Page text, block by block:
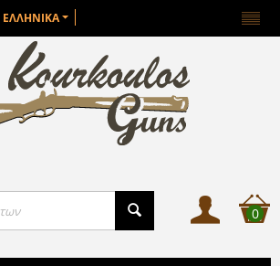
ΕΛΛΗΝΙΚΆ
0